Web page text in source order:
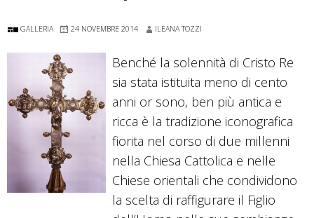
GALLERIA 24 NOVEMBRE 2014 ILEANA TOZZI
Benché la solennità di Cristo Re
sia stata istituita meno di cento
anni or sono, ben più antica e
ricca è la tradizione iconografica
fiorita nel corso di due millenni
nella Chiesa Cattolica e nelle
Chiese orientali che condividono
la scelta di raffigurare il Figlio